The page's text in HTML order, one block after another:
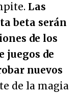
Las
beta serán
de los
juegos de
nuevos
de la magia